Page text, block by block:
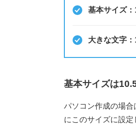
基本サイズ
大きな文字
基本サイズは
パソコン作成の場
にこのサイズに設定